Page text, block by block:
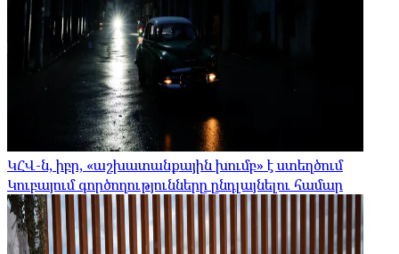
ԿՀՎ-ն, իբր, «աշխատանքային խումբ» է ստեղծում
Կուբայում գործողությունները ընդլայնելու համար